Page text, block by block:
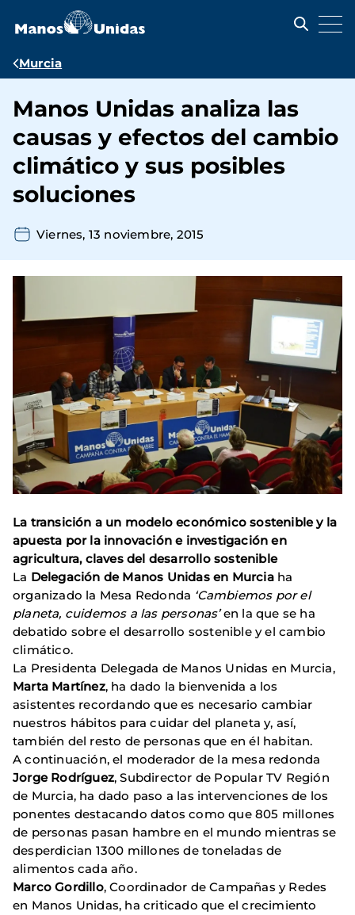
contenido
Ruta
navegación
Murcia
Manos Unidas analiza las
causas y efectos del cambio
climático y sus posibles
soluciones
Viernes, 13 noviembre, 2015
La transición a un modelo económico sostenible y la
apuesta por la innovación e investigación en
agricultura, claves del desarrollo sostenible
La Delegación de Manos Unidas en Murciaha
organizado la Mesa Redonda ‘Cambiemos por el
planeta, cuidemos a las personas’en la que se ha
debatido sobre el desarrollo sostenible y el cambio
climático.
La Presidenta Delegada de Manos Unidas en Murcia,
Marta Martínez, ha dado la bienvenida a los
asistentes recordando que es necesario cambiar
nuestros hábitos para cuidar del planeta y, así,
también del resto de personas que en él habitan.
A continuación, el moderador de la mesa redonda
Jorge Rodríguez, Subdirector de Popular TV Región
de Murcia, ha dado paso a las intervenciones de los
ponentes destacando datos como que 805 millones
de personas pasan hambre en el mundo mientras se
desperdician 1300 millones de toneladas de
alimentos cada año.
Marco Gordillo, Coordinador de Campañas y Redes
en Manos Unidas, ha criticado que el crecimiento